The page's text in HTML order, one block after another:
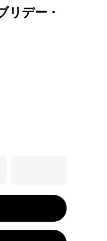
リデー・